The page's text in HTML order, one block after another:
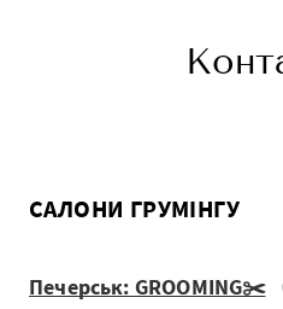
САЛОНИ ГРУМІНГУ
Печерськ: GROOMING✂️